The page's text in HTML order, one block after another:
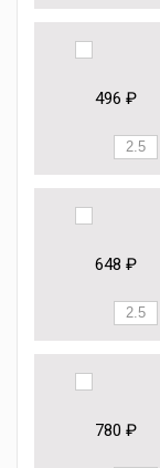
496 ₽
648 ₽
780 ₽